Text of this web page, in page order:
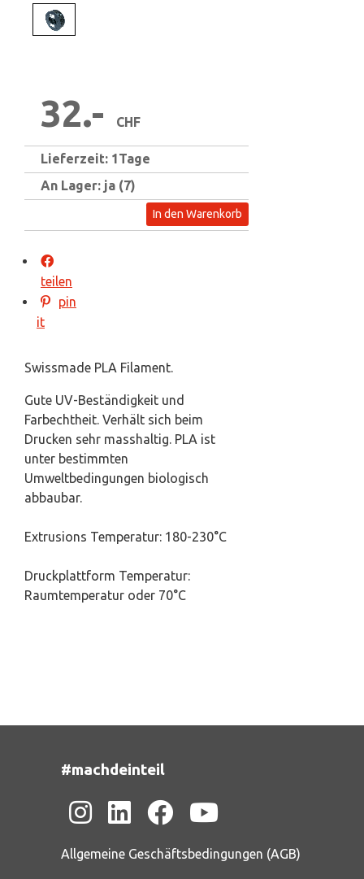
32.- CHF
Lieferzeit: 1Tage
An Lager: ja (7)
In den Warenkorb
teilen
pin
it
Swissmade PLA Filament.
Gute UV-Beständigkeit und
Farbechtheit. Verhält sich beim
Drucken sehr masshaltig. PLA ist
unter bestimmten
Umweltbedingungen biologisch
abbaubar.
Extrusions Temperatur: 180-230°C
Druckplattform Temperatur:
Raumtemperatur oder 70°C
#machdeinteil
Allgemeine Geschäftsbedingungen (AGB)